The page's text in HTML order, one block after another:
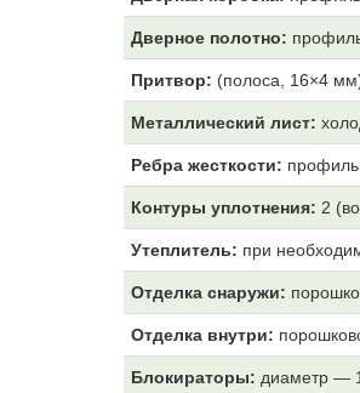
Дверное полотно:
Притвор: (полоса, 16×4
Металлический лист:
Ребра жесткости:
Контуры уплотнения: 2
Утеплитель: при
Отделка снаружи:
Отделка внутри:
Блокираторы: диаметр —